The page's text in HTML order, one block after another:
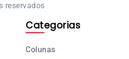
reservados
Categorias
Colunas